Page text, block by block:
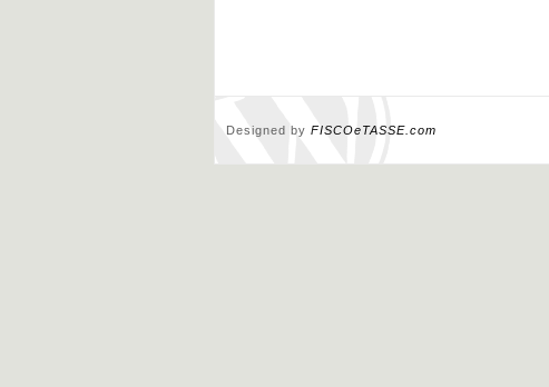
Designed by FISCOeTASSE.com